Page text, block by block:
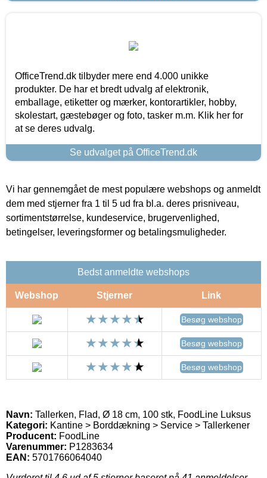
OfficeTrend.dk tilbyder mere end 4.000 unikke
produkter. De har et bredt udvalg af elektronik,
emballage, etiketter og mærker, kontorartikler, hobby,
skolestart, gæstebøger og foto, tasker m.m. Klik her for
at se deres udvalg.
Se udvalget på OfficeTrend.dk
Vi har gennemgået de mest populære webshops og anmeldt
dem med stjerner fra 1 til 5 ud fra bl.a. deres prisniveau,
sortimentstørrelse, kundeservice, brugervenlighed,
betingelser, leveringsformer og betalingsmuligheder.
Bedst anmeldte webshops
Webshop Stjerner Link
Besøg webshop
Besøg webshop
Besøg webshop
Navn: Tallerken, Flad, Ø 18 cm, 100 stk, FoodLine Luksus
Kategori: Kantine > Borddækning > Service > Tallerkener
Producent: FoodLine
Varenummer: P1283634
EAN: 5701766064040